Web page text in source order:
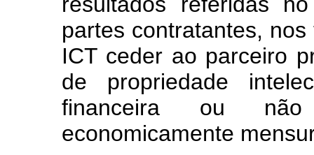
partes contratantes,
ICT ceder ao parceiro
de propriedade
financeira ou
economicamente